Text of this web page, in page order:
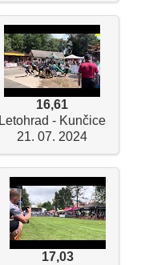
16,61
Letohrad - Kunčice
21. 07. 2024
17,03